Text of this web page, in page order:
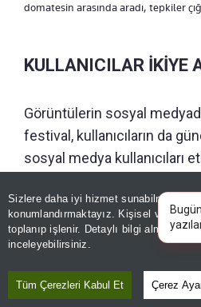
Sizlere daha iyi hizmet sunabilmek
konumlandırmaktayız. Kişisel
toplanıp işlenir. Detaylı bilgi almak için
inceleyebilirsiniz.
Tüm Çerezleri Kabul Et Çerez
domatesin arasında aradı, tepkiler
KULLANICILAR İKİYE
Görüntülerin sosyal
festival, kullanıcıların da
sosyal medya kullanıcıları
domates israf edilmemeli”
yaparken, bazıları ise
yıl 22’ncisi düzenlenen
programıyla 9 Ağustos’a
B|